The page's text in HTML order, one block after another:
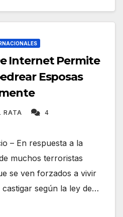
Internet Permite
Esposas
RATA 4
– En respuesta a la
muchos terroristas
se ven forzados a vivir
castigar según la ley de…